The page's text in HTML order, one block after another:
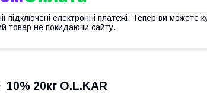
підключені електронні платежі. Тепер ви можете
товар не покидаючи сайту.
20кг O.L.KAR